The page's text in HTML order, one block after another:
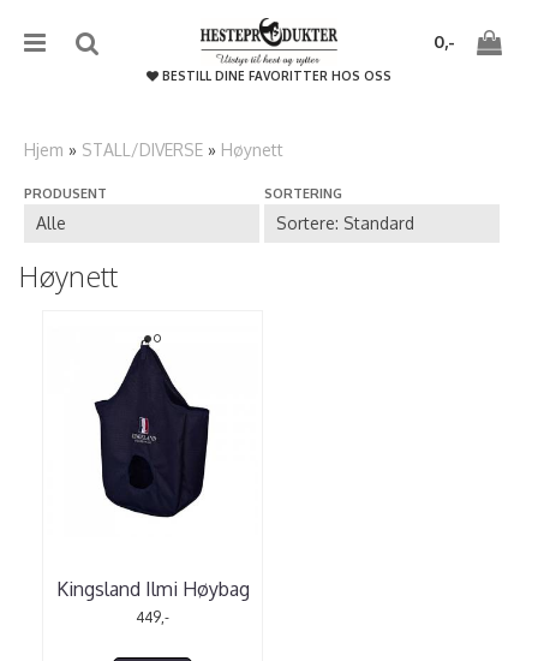
{/literal}����������
0,-
BESTILL DINE FAVORITTER HOS OSS
Hjem » STALL/DIVERSE » Høynett
PRODUSENT SORTERING
Høynett
Kingsland Ilmi Høybag
449,-